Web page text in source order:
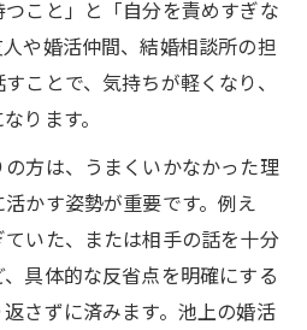
こと」と「自分を責めすぎな
や婚活仲間、結婚相談所の担
ことで、気持ちが軽くなり、
ります。
方は、うまくいかなかった理
かす姿勢が重要です。例え
いた、または相手の話を十分
具体的な反省点を明確にする
さずに済みます。池上の婚活